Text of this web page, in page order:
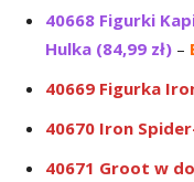
40668 Figurki
Hulka (84,99 zł) –
40669 Figurka
40670 Iron
40671 Groot w